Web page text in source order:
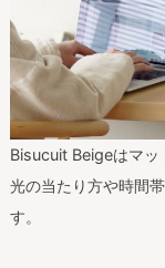
Bisucuit Beigeはマッ
光の当たり方や時間
す。